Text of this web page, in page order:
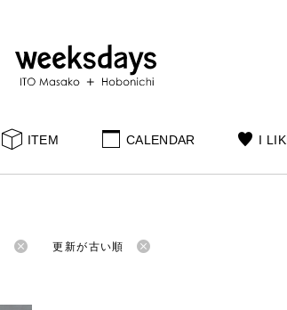
ITEM CALENDAR I
更新が古い順